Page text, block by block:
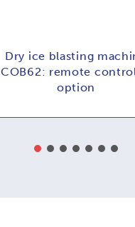
Dry ice blasting
COB62: remote
option